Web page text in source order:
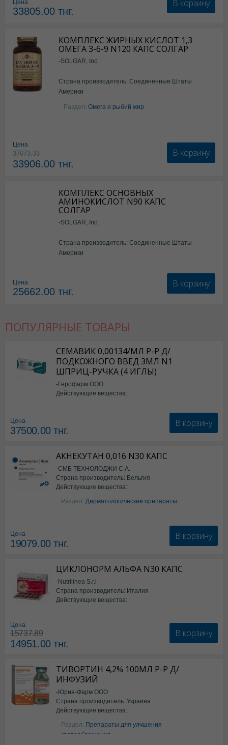
Цена
33805.00 тнг.
В корзину
КОМПЛЕКС ЖИРНЫХ КИСЛОТ 1,3
ОМЕГА 3-6-9 N120 КАПС СОЛГАР
-SOLGAR, Inc.
Страна производитель: Соединенные Штаты
Америки
Раздел: Омега и рыбий жир
Цена
37673.33
33906.00 тнг.
В корзину
КОМПЛЕКС ОСНОВНЫХ
АМИНОКИСЛОТ N90 КАПС
СОЛГАР
-SOLGAR, Inc.
Страна производитель: Соединенные Штаты
Америки
Цена
25662.00 тнг.
В корзину
ПОПУЛЯРНЫЕ ТОВАРЫ
СЕМАВИК 0,00134/МЛ Р-Р Д/
ПОДКОЖНОГО ВВЕД 3МЛ N1
ШПРИЦ-РУЧКА (4 ИГЛЫ)
-Герофарм ООО
Действующие вещества:
Цена
37500.00тнг.
В корзину
АКНЕКУТАН 0,016 N30 КАПС
-СМБ ТЕХНОЛОДЖИ С.А.
Страна производитель: Бельгия
Действующие вещества:
Изотретиноин
Раздел: Дерматологические препараты
Цена
19079.00тнг.
В корзину
ЦИКЛОНОРМ АЛЬФА N30 КАПС
-Nutrilinea S.r.l
Страна производитель: Италия
Действующие вещества:
Цена
15737.89
14951.00тнг.
В корзину
ТИВОРТИН 4,2% 100МЛ Р-Р Д/
ИНФУЗИЙ
-Юрия-Фарм ООО
Страна производитель: Украина
Действующие вещества:
Аргинин
Раздел: Препараты для улчшения
кровообращения